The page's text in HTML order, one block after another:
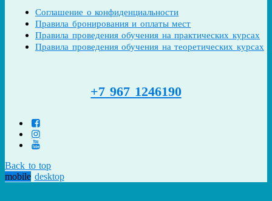
Соглашение о конфиденциальности
Правила бронирования и оплаты мест
Правила проведения обучения на практических курсах
Правила проведения обучения на теоретических курсах
+7 967 1246190
Back to top
mobile desktop